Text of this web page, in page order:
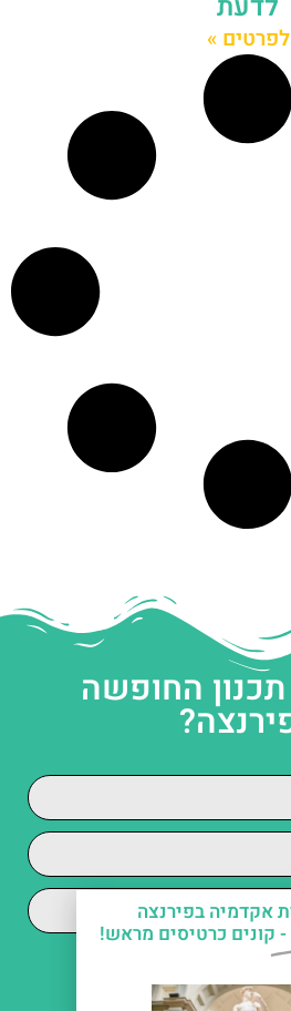
לפרטים »
החופשה
הפרטיות
פרסומיים
אקדמיה בפירנצה
קונים כרטיסים מראש!